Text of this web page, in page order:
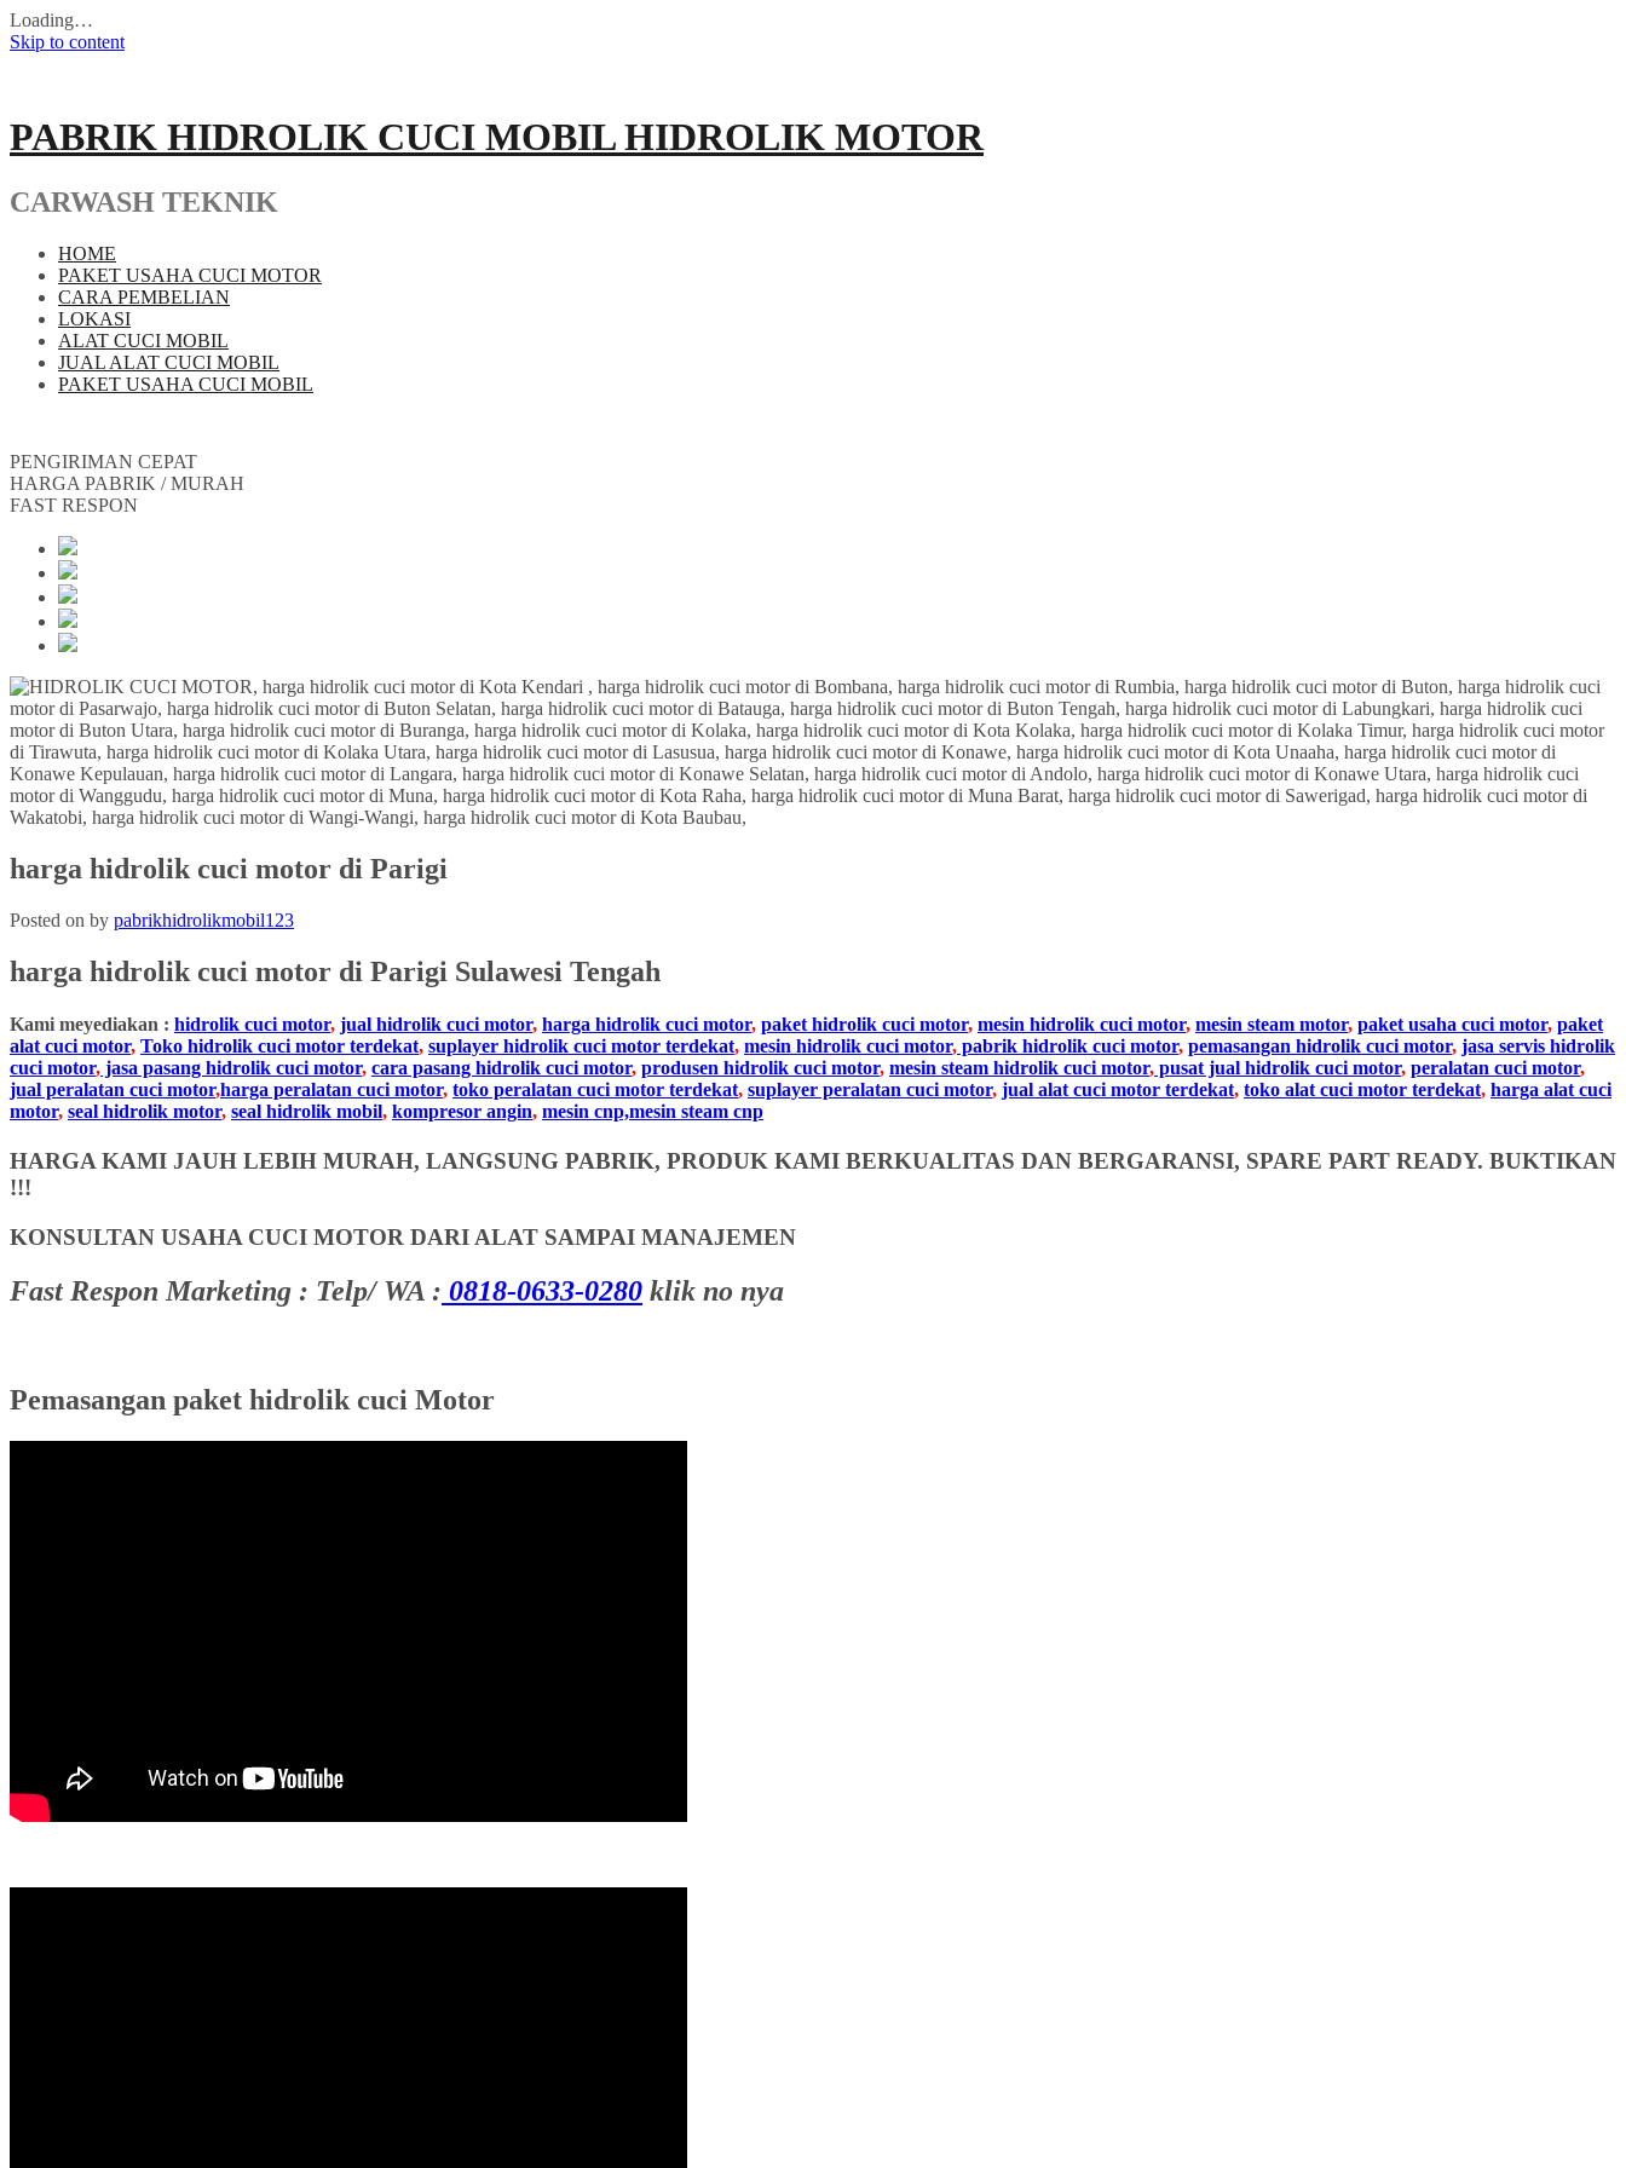
Loading…
Skip to content
PABRIK HIDROLIK CUCI MOBIL HIDROLIK MOTOR
CARWASH TEKNIK
HOME
PAKET USAHA CUCI MOTOR
CARA PEMBELIAN
LOKASI
ALAT CUCI MOBIL
JUAL ALAT CUCI MOBIL
PAKET USAHA CUCI MOBIL
PENGIRIMAN CEPAT
HARGA PABRIK / MURAH
FAST RESPON
harga hidrolik cuci motor di Parigi
Posted on by pabrikhidrolikmobil123
harga hidrolik cuci motor di Parigi Sulawesi Tengah
Kami meyediakan : hidrolik cuci motor, jual hidrolik cuci motor, harga hidrolik cuci motor, paket hidrolik cuci motor, mesin hidrolik cuci motor, mesin steam motor, paket usaha cuci motor, paket
alat cuci motor, Toko hidrolik cuci motor terdekat, suplayer hidrolik cuci motor terdekat, mesin hidrolik cuci motor, pabrik hidrolik cuci motor, pemasangan hidrolik cuci motor, jasa servis hidrolik
cuci motor, jasa pasang hidrolik cuci motor, cara pasang hidrolik cuci motor, produsen hidrolik cuci motor, mesin steam hidrolik cuci motor, pusat jual hidrolik cuci motor, peralatan cuci motor,
jual peralatan cuci motor,harga peralatan cuci motor, toko peralatan cuci motor terdekat, suplayer peralatan cuci motor, jual alat cuci motor terdekat, toko alat cuci motor terdekat, harga alat cuci
motor, seal hidrolik motor, seal hidrolik mobil, kompresor angin, mesin cnp,mesin steam cnp
HARGA KAMI JAUH LEBIH MURAH, LANGSUNG PABRIK, PRODUK KAMI BERKUALITAS DAN BERGARANSI, SPARE PART READY. BUKTIKAN
!!!
KONSULTAN USAHA CUCI MOTOR DARI ALAT SAMPAI MANAJEMEN
Fast Respon Marketing : Telp/ WA : 0818-0633-0280 klik no nya
Pemasangan paket hidrolik cuci Motor